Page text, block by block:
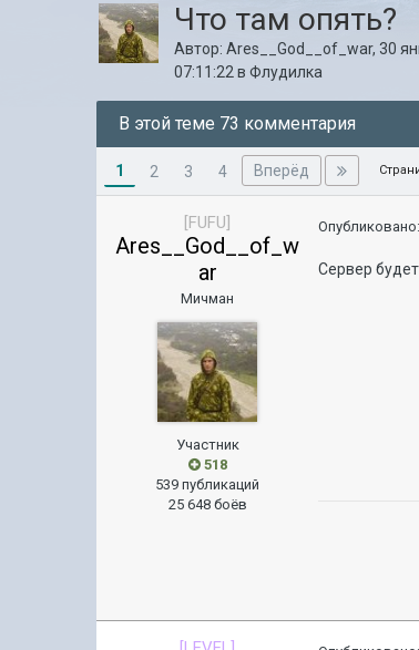
Что там опять?
Автор:Ares__God__of_war,30
07:11:22 вФлудилка
В этой теме 73 комментария
1 2 3 4 Вперёд
[FUFU]
Ares__God__of_w
ar
Мичман
Участник
518
539 публикаций
25 648 боёв
Сервер